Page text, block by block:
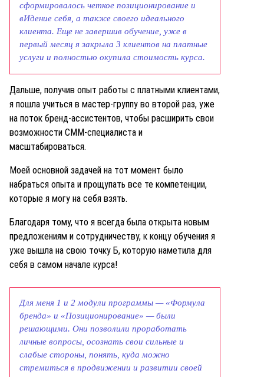
сформировалось четкое позиционирование и
вИдение себя, а также своего идеального
клиента. Еще не завершив обучение, уже в
первый месяц я закрыла 3 клиентов на платные
услуги и полностью окупила стоимость курса.
Дальше, получив опыт работы с платными клиентами,
я пошла учиться в мастер-группу во второй раз, уже
на поток бренд-ассистентов, чтобы расширить свои
возможности СММ-специалиста и
масштабироваться.
Моей основной задачей на тот момент было
набраться опыта и прощупать все те компетенции,
которые я могу на себя взять.
Благодаря тому, что я всегда была открыта новым
предложениям и сотрудничеству, к концу обучения я
уже вышла на свою точку Б, которую наметила для
себя в самом начале курса!
Для меня 1 и 2 модули программы — «Формула
бренда» и «Позиционирование» — были
решающими. Они позволили проработать
личные вопросы, осознать свои сильные и
слабые стороны, понять, куда можно
стремиться в продвижении и развитии своей